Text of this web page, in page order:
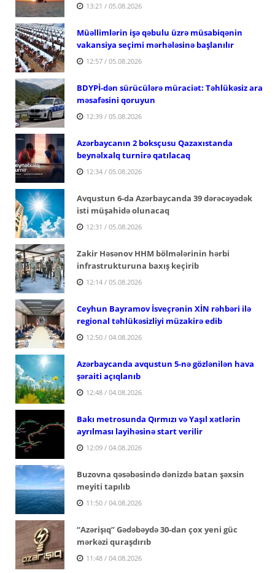
13:21 / 05.08.2026
Müəllimlərin işə qəbulu üzrə müsabiqənin
vakansiya seçimi mərhələsinə başlanılır
12:57 / 05.08.2026
BDYPİ-dən sürücülərə müraciət: Təhlükəsiz ara
məsafəsini qoruyun
12:39 / 05.08.2026
Azərbaycanın 2 boksçusu Qazaxıstanda
beynəlxalq turnirə qatılacaq
12:34 / 05.08.2026
Avqustun 6-da Azərbaycanda 39 dərəcəyədək
isti müşahidə olunacaq
12:31 / 05.08.2026
Zakir Həsənov HHM bölmələrinin hərbi
infrastrukturuna baxış keçirib
12:14 / 05.08.2026
Ceyhun Bayramov İsveçrənin XİN rəhbəri ilə
regional təhlükəsizliyi müzakirə edib
12:50 / 04.08.2026
Azərbaycanda avqustun 5-nə gözlənilən hava
şəraiti açıqlanıb
12:48 / 04.08.2026
Bakı metrosunda Qırmızı və Yaşıl xətlərin
ayrılması layihəsinə start verilir
12:09 / 04.08.2026
Buzovna qəsəbəsində dənizdə batan şəxsin
meyiti tapılıb
11:50 / 04.08.2026
“Azərişıq” Gədəbəydə 30-dan çox yeni güc
mərkəzi quraşdırıb
11:48 / 04.08.2026